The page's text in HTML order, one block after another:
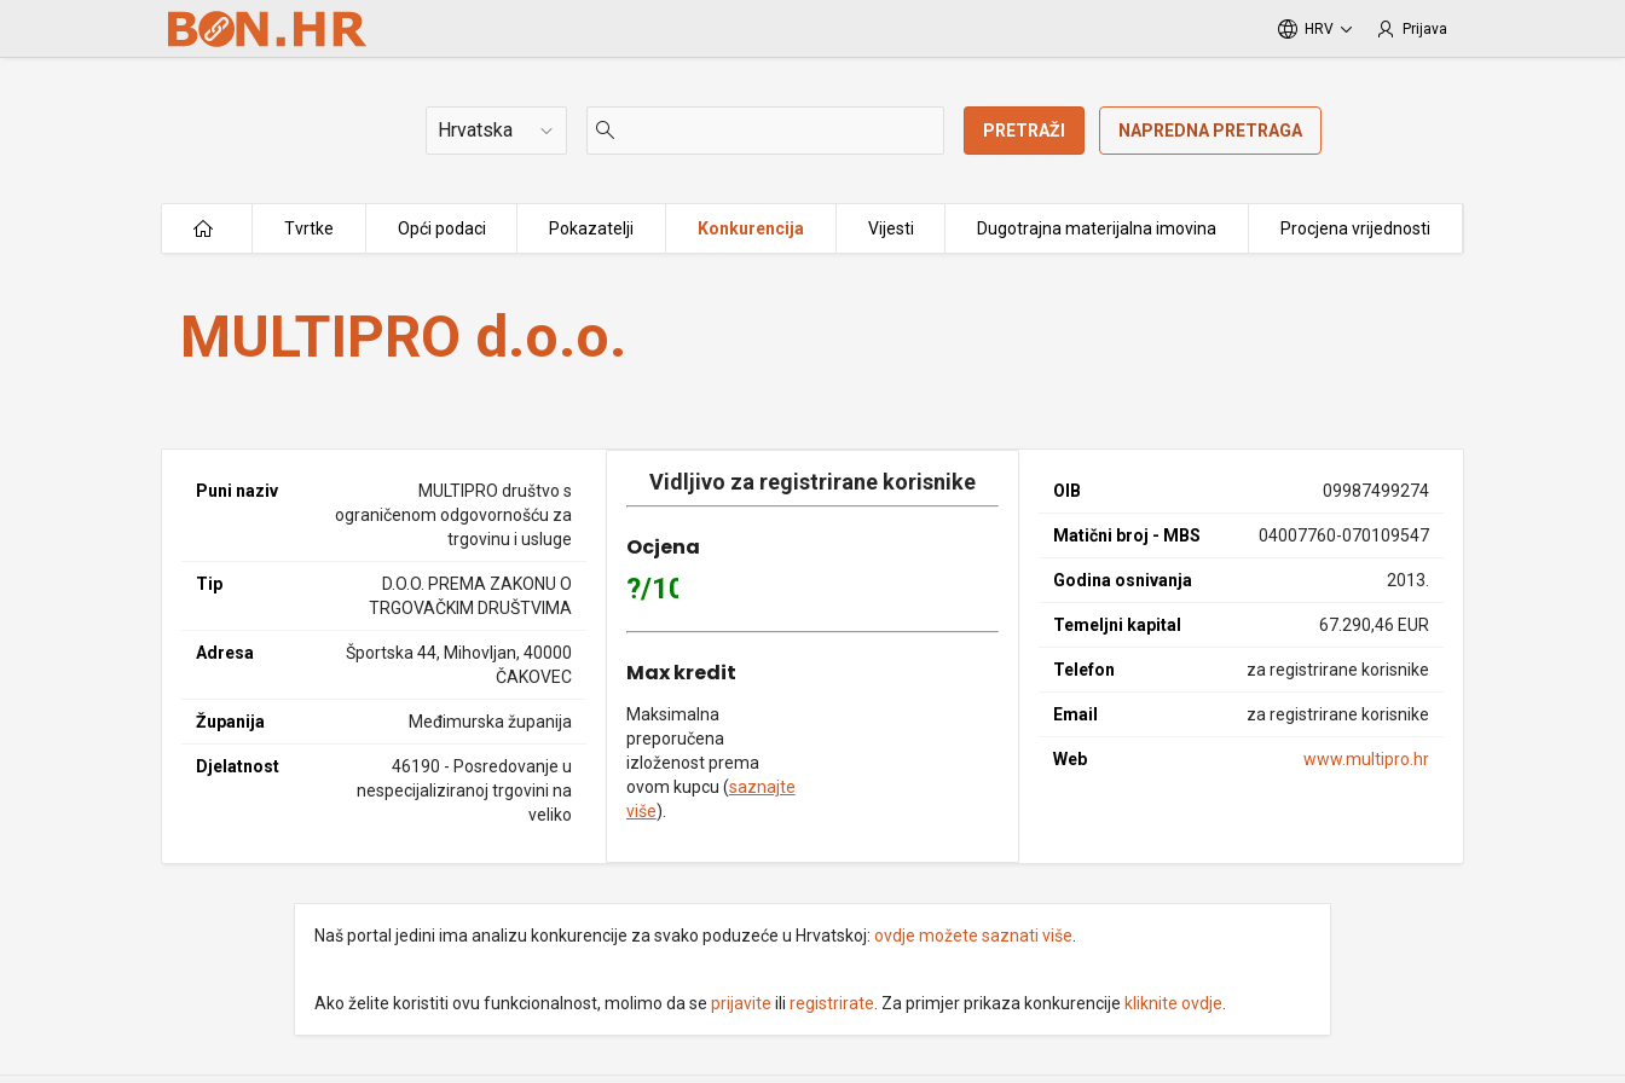
Skip to Main Content
HRV Prijava
Država PRETRAŽI NAPREDNA PRETRAGA
Tvrtke Opći podaci Pokazatelji Konkurencija Vijesti Dugotrajna materijalna imovina Procjena vrijednosti
MULTIPRO d.o.o.
MULTIPRO d.o.o.
Puni naziv
MULTIPRO društvo s
ograničenom odgovornošću za
trgovinu i usluge
Tip
D.O.O. PREMA ZAKONU O
TRGOVAČKIM DRUŠTVIMA
Adresa
Športska 44, Mihovljan, 40000
ČAKOVEC
Županija Međimurska županija
Djelatnost
46190 - Posredovanje u
nespecijaliziranoj trgovini na
veliko
Vidljivo za registrirane korisnike
Ocjena
?/10
Max kredit
Maksimalna
preporučena
izloženost prema
ovom kupcu (saznajte
više).
OIB 09987499274
Matični broj - MBS 04007760-070109547
Godina osnivanja 2013.
Temeljni kapital 67.290,46 EUR
Telefon za registrirane korisnike
Email za registrirane korisnike
Web www.multipro.hr
Naš portal jedini ima analizu konkurencije za svako poduzeće u Hrvatskoj: ovdje možete saznati više
Ako želite koristiti ovu funkcionalnost, molimo da se prijavite ili registrirate . Za primjer prikaza konkurencije kliknite ovdje